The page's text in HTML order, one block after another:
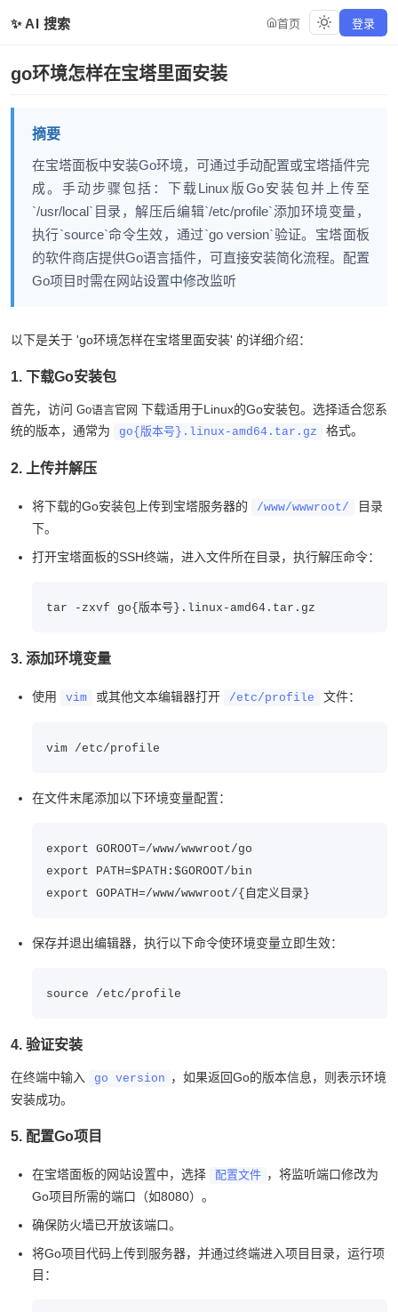
✨ AI 搜索 首页 登录
go环境怎样在宝塔里面安装
摘要
在宝塔面板中安装Go环境，可通过手动配置或宝塔插件完
成。手动步骤包括：下载Linux版Go安装包并上传至
`/usr/local`目录，解压后编辑`/etc/profile`添加环境变量，
执行`source`命令生效，通过`go version`验证。宝塔面板
的软件商店提供Go语言插件，可直接安装简化流程。配置
Go项目时需在网站设置中修改监听端口并开放防火墙
以下是关于 'go环境怎样在宝塔里面安装' 的详细介绍：
1. 下载Go安装包
首先，访问 Go语言官网 下载适用于Linux的Go安装包。选择适合您系
统的版本，通常为
go{版本号}.linux-amd64.tar.gz 格式。
2. 上传并解压
将下载的Go安装包上传到宝塔服务器的 /www/wwwroot/
目录
下。
打开宝塔面板的SSH终端，进入文件所在目录，执行解压命令：
tar -zxvf go{版本号}.linux-amd64.tar.gz
3. 添加环境变量
使用 vim 或其他文本编辑器打开 /etc/profile 文件：
vim /etc/profile
在文件末尾添加以下环境变量配置：
export GOROOT=/www/wwwroot/go
export PATH=$PATH:$GOROOT/bin
export GOPATH=/www/wwwroot/{自定义目录}
保存并退出编辑器，执行以下命令使环境变量立即生效：
source /etc/profile
4. 验证安装
在终端中输入 go version ，如果返回Go的版本信息，则表示环境
安装成功。
5. 配置Go项目
在宝塔面板的网站设置中，选择 配置文件 ，将监听端口修改为
Go项目所需的端口（如8080）。
确保防火墙已开放该端口。
将Go项目代码上传到服务器，并通过终端进入项目目录，运行项
目：